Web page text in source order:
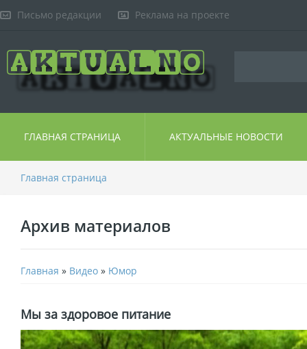
Письмо редакции Реклама на проекте
ГЛАВНАЯ СТРАНИЦА АКТУАЛЬНЫЕ НОВОСТИ
Главная страница
Архив материалов
Главная » Видео » Юмор
Мы за здоровое питание